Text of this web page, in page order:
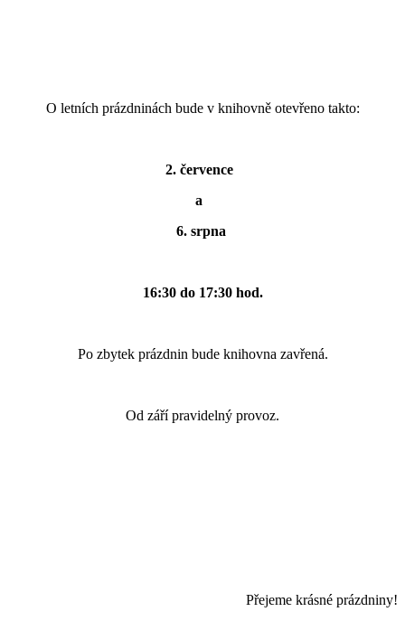
O letních prázdninách bude v knihovně otevřeno takto:
2. července
a
6. srpna
16:30 do 17:30 hod.
Po zbytek prázdnin bude knihovna zavřená.
Od září pravidelný provoz.
Přejeme krásné prázdniny!